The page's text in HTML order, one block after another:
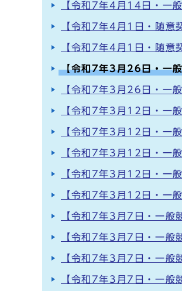
【令和7年4月14日・一
【令和7年4月1日・随意
【令和7年4月1日・随意
【令和7年3月26日・一
【令和7年3月26日・一
【令和7年3月12日・一
【令和7年3月12日・一
【令和7年3月12日・一
【令和7年3月12日・一
【令和7年3月12日・一
【令和7年3月7日・一般
【令和7年3月7日・一般
【令和7年3月7日・一般
【令和7年3月7日・一般